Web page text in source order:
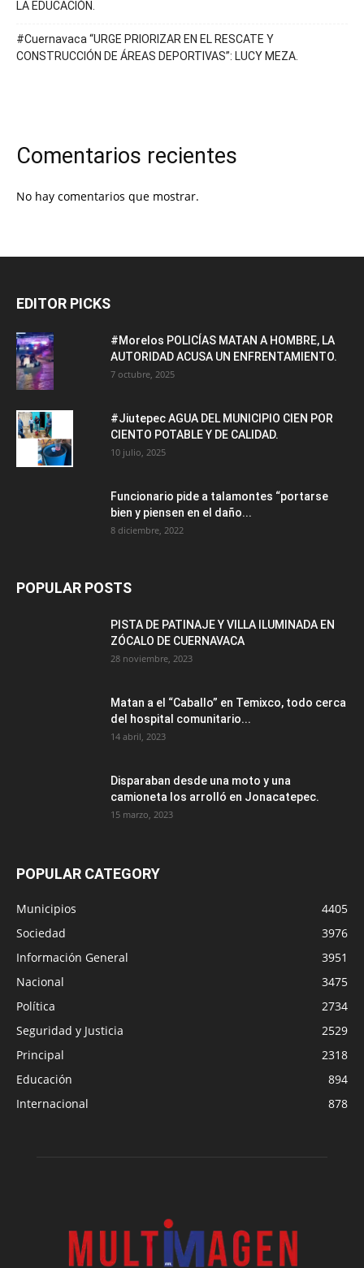
LA EDUCACIÓN.
#Cuernavaca “URGE PRIORIZAR EN EL RESCATE Y
CONSTRUCCIÓN DE ÁREAS DEPORTIVAS”: LUCY MEZA.
Comentarios recientes
No hay comentarios que mostrar.
EDITOR PICKS
#Morelos POLICÍAS MATAN A HOMBRE, LA
AUTORIDAD ACUSA UN ENFRENTAMIENTO.
7 octubre, 2025
#Jiutepec AGUA DEL MUNICIPIO CIEN POR
CIENTO POTABLE Y DE CALIDAD.
10 julio, 2025
Funcionario pide a talamontes “portarse
bien y piensen en el daño...
8 diciembre, 2022
POPULAR POSTS
PISTA DE PATINAJE Y VILLA ILUMINADA EN
ZÓCALO DE CUERNAVACA
28 noviembre, 2023
Matan a el “Caballo” en Temixco, todo cerca
del hospital comunitario...
14 abril, 2023
Disparaban desde una moto y una
camioneta los arrolló en Jonacatepec.
15 marzo, 2023
POPULAR CATEGORY
Municipios
4405
Sociedad
3976
Información General
3951
Nacional
3475
Política
2734
Seguridad y Justicia
2529
Principal
2318
Educación
894
Internacional
878